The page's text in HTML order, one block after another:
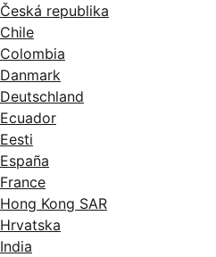
Česká republika
Chile
Colombia
Danmark
Deutschland
Ecuador
Eesti
España
France
Hong Kong SAR
Hrvatska
India